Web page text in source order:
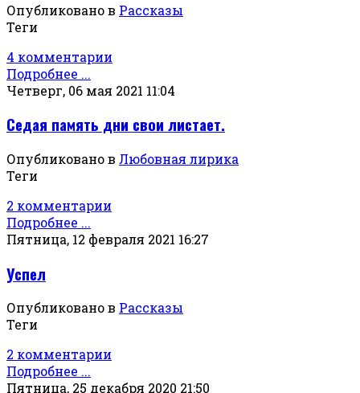
Опубликовано в Рассказы
Теги
4 комментарии
Подробнее ...
Четверг, 06 мая 2021 11:04
Седая память дни свои листает.
Опубликовано в Любовная лирика
Теги
2 комментарии
Подробнее ...
Пятница, 12 февраля 2021 16:27
Успел
Опубликовано в Рассказы
Теги
2 комментарии
Подробнее ...
Пятница, 25 декабря 2020 21:50